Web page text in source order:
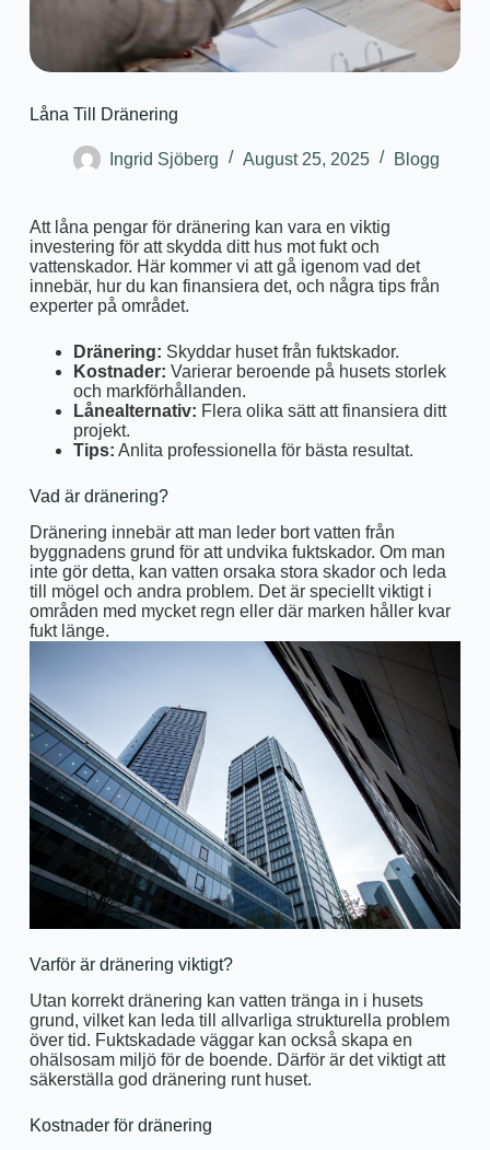
Låna Till Dränering
Ingrid Sjöberg August 25, 2025 Blogg
Att låna pengar för dränering kan vara en viktig
investering för att skydda ditt hus mot fukt och
vattenskador. Här kommer vi att gå igenom vad det
innebär, hur du kan finansiera det, och några tips från
experter på området.
Dränering: Skyddar huset från fuktskador.
Kostnader: Varierar beroende på husets storlek
och markförhållanden.
Lånealternativ: Flera olika sätt att finansiera ditt
projekt.
Tips: Anlita professionella för bästa resultat.
Vad är dränering?
Dränering innebär att man leder bort vatten från
byggnadens grund för att undvika fuktskador. Om man
inte gör detta, kan vatten orsaka stora skador och leda
till mögel och andra problem. Det är speciellt viktigt i
områden med mycket regn eller där marken håller kvar
fukt länge.
Varför är dränering viktigt?
Utan korrekt dränering kan vatten tränga in i husets
grund, vilket kan leda till allvarliga strukturella problem
över tid. Fuktskadade väggar kan också skapa en
ohälsosam miljö för de boende. Därför är det viktigt att
säkerställa god dränering runt huset.
Kostnader för dränering